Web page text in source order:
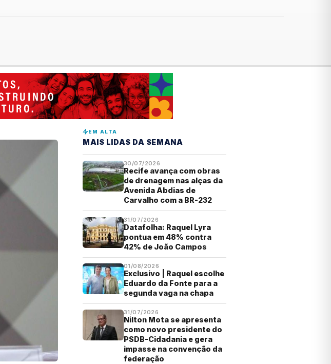
EM ALTA
MAIS LIDAS DA SEMANA
30/07/2026
Recife avança com obras
de drenagem nas alças da
Avenida Abdias de
Carvalho com a BR-232
31/07/2026
Datafolha: Raquel Lyra
pontua em 48% contra
42% de João Campos
01/08/2026
Exclusivo | Raquel escolhe
Eduardo da Fonte para a
segunda vaga na chapa
31/07/2026
Nilton Mota se apresenta
como novo presidente do
PSDB-Cidadania e gera
impasse na convenção da
federação